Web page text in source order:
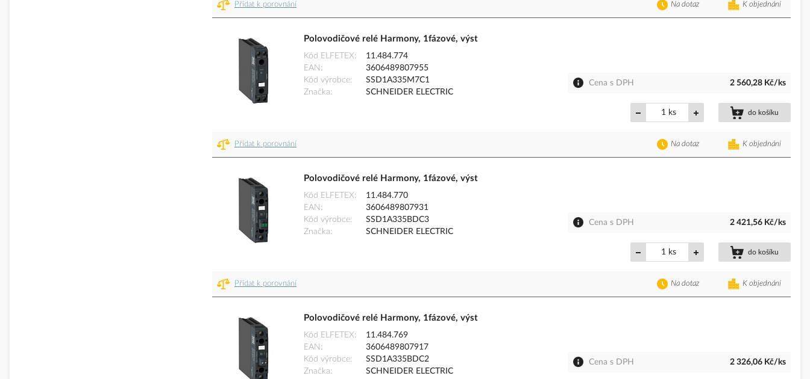
Přidat k porovnání K objednání
Na dotaz
Polovodičové relé Harmony, 1fázové, výst
Kód ELFETEX
11.484.774
EAN
3606489807955
Kód výrobce
SSD1A335M7C1
Značka
SCHNEIDER ELECTRIC
Cena s DPH 2 560,28 Kč/ks
ks do košíku
Přidat k porovnání K objednání
Na dotaz
Polovodičové relé Harmony, 1fázové, výst
Kód ELFETEX
11.484.770
EAN
3606489807931
Kód výrobce
SSD1A335BDC3
Značka
SCHNEIDER ELECTRIC
Cena s DPH 2 421,56 Kč/ks
ks do košíku
Přidat k porovnání K objednání
Na dotaz
Polovodičové relé Harmony, 1fázové, výst
Kód ELFETEX
11.484.769
EAN
3606489807917
Kód výrobce
SSD1A335BDC2
Značka
SCHNEIDER ELECTRIC
Cena s DPH 2 326,06 Kč/ks